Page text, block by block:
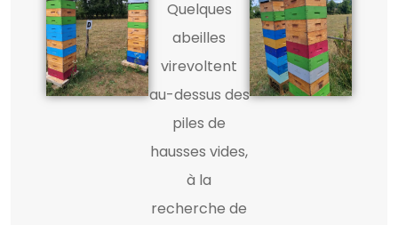
Quelques
abeilles
virevoltent
au-dessus des
piles de
hausses vides,
à la
recherche de